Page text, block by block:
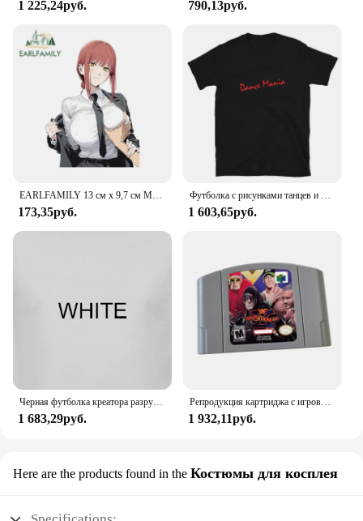
1 225,24руб. 790,13руб.
EARLFAMILY 13 см x 9,7 см Makima Waifu нагрудная наклейка для автомобиля привлекательное аниме окошко Оригинальное искусственное оформление
173,35руб.
Футболка с рисунками танцев и мании
1 603,65руб.
Черная футболка креатора разрушения гонения
1 683,29руб.
Репродукция картриджа с игровыми картами WF Wrestle Mania X N64 для Nlohet d0 Ретро Консоль Версия для США
1 932,11руб.
Here are the products found in the Костюмы для косплея